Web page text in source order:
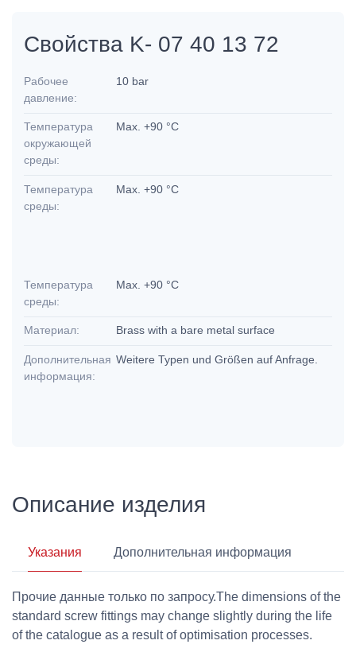
Свойства K- 07 40 13 72
Рабочее
давление:
10 bar
Температура
окружающей
среды:
Max. +90 °C
Температура
среды:
Max. +90 °C
Температура
среды:
Max. +90 °C
Материал: Brass with a bare metal surface
Дополнительная
информация:
Weitere Typen und Größen auf Anfrage.
Описание изделия
Указания Дополнительная информация
Прочие данные только по запросу.The dimensions of the
standard screw fittings may change slightly during the life
of the catalogue as a result of optimisation processes.